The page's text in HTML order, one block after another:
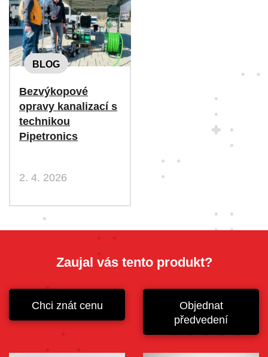
BLOG
Bezvýkopové
opravy kanalizací s
technikou
Pipetronics
2. 4. 2026
Zaujal vás tento produkt?
Chci znát cenu
Objednat
předvedení